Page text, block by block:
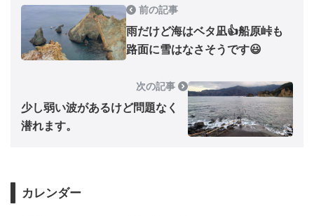
前の記事
雨だけど海はベタ凪👍船原峠も
路面に雪はなさそうです😃
次の記事
少し弱い波があるけど問題なく
潜れます。
カレンダー